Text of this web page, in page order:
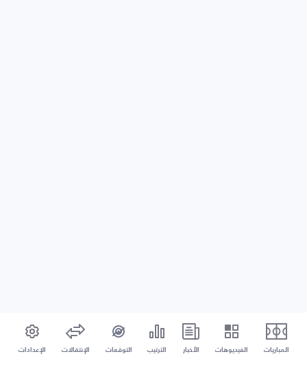
المباريات الفيديوهات الأخبار الترتيب التوقعات الإنتقالات الإعدادات